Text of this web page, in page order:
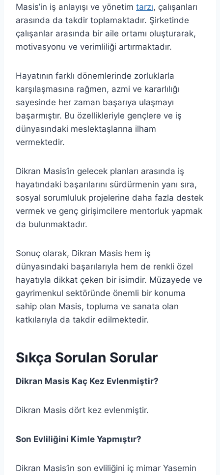
Masis’in iş anlayışı ve yönetim tarzı, çalışanları
arasında da takdir toplamaktadır. Şirketinde
çalışanlar arasında bir aile ortamı oluşturarak,
motivasyonu ve verimliliği artırmaktadır.
Hayatının farklı dönemlerinde zorluklarla
karşılaşmasına rağmen, azmi ve kararlılığı
sayesinde her zaman başarıya ulaşmayı
başarmıştır. Bu özellikleriyle gençlere ve iş
dünyasındaki meslektaşlarına ilham
vermektedir.
Dikran Masis’in gelecek planları arasında iş
hayatındaki başarılarını sürdürmenin yanı sıra,
sosyal sorumluluk projelerine daha fazla destek
vermek ve genç girişimcilere mentorluk yapmak
da bulunmaktadır.
Sonuç olarak, Dikran Masis hem iş
dünyasındaki başarılarıyla hem de renkli özel
hayatıyla dikkat çeken bir isimdir. Müzayede ve
gayrimenkul sektöründe önemli bir konuma
sahip olan Masis, topluma ve sanata olan
katkılarıyla da takdir edilmektedir.
Sıkça Sorulan Sorular
Dikran Masis Kaç Kez Evlenmiştir?
Dikran Masis dört kez evlenmiştir.
Son Evliliğini Kimle Yapmıştır?
Dikran Masis’in son evliliğini iç mimar Yasemin